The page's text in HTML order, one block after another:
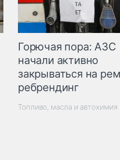
Горючая пора: АЗС
начали активно
закрываться на
ребрендинг
Топливо, масла и автохимия